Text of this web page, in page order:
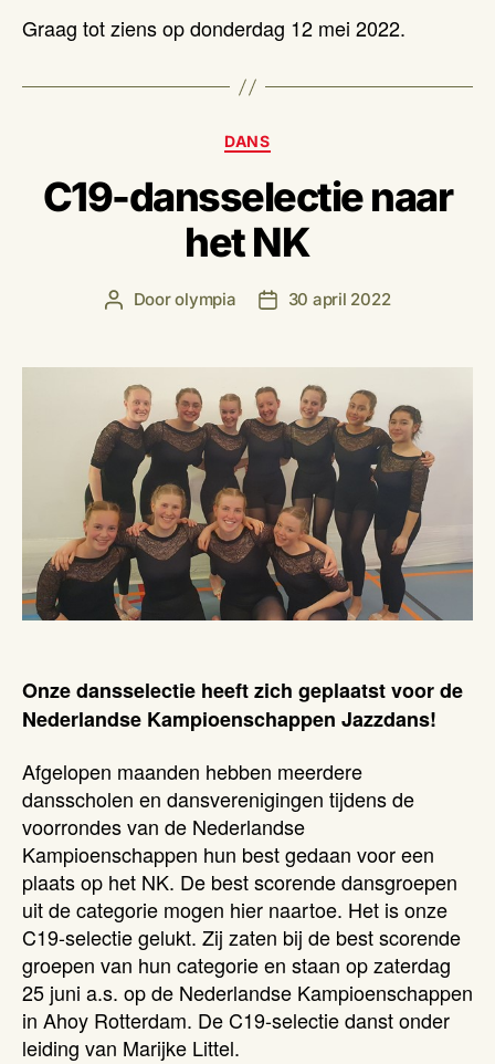
Graag tot ziens op donderdag 12 mei 2022.
Categorieën
DANS
C19-dansselectie naar
het NK
Berichtauteur
Doorolympia Berichtdatum
30 april 2022
Onze dansselectie heeft zich geplaatst voor de
Nederlandse Kampioenschappen Jazzdans!
Afgelopen maanden hebben meerdere
dansscholen en dansverenigingen tijdens de
voorrondes van de Nederlandse
Kampioenschappen hun best gedaan voor een
plaats op het NK. De best scorende dansgroepen
uit de categorie mogen hier naartoe. Het is onze
C19-selectie gelukt. Zij zaten bij de best scorende
groepen van hun categorie en staan op zaterdag
25 juni a.s. op de Nederlandse Kampioenschappen
in Ahoy Rotterdam. De C19-selectie danst onder
leiding van Marijke Littel.